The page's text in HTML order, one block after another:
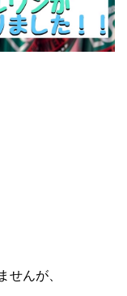
んが、